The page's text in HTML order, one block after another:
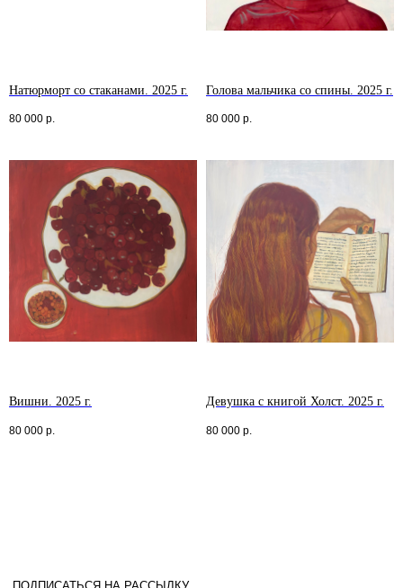
Натюрморт со стаканами. 2025 г.
80 000 р.
Голова мальчика со спины. 2025 г.
80 000 р.
Вишни. 2025 г.
80 000 р.
Девушка с книгой Холст. 2025 г.
80 000 р.
НОВОСТИ